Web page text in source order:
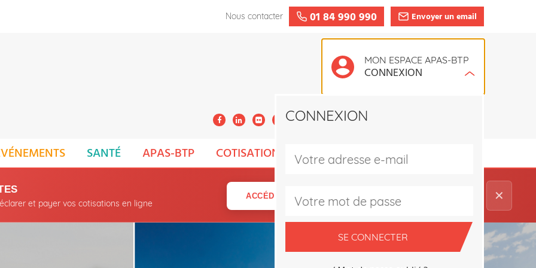
Nous contacter 01 84 990 990 Envoyer un email
MON ESPACE APAS-BTP
CONNEXION
CONNEXION
SE CONNECTER
CRÉER UN COMPTE
SANTÉ APAS-BTP COTISATIONS ADHÉRENT
et payer vos cotisations en ligne
ACCÉDER À L'ESPACE ADHÉRENT ✕